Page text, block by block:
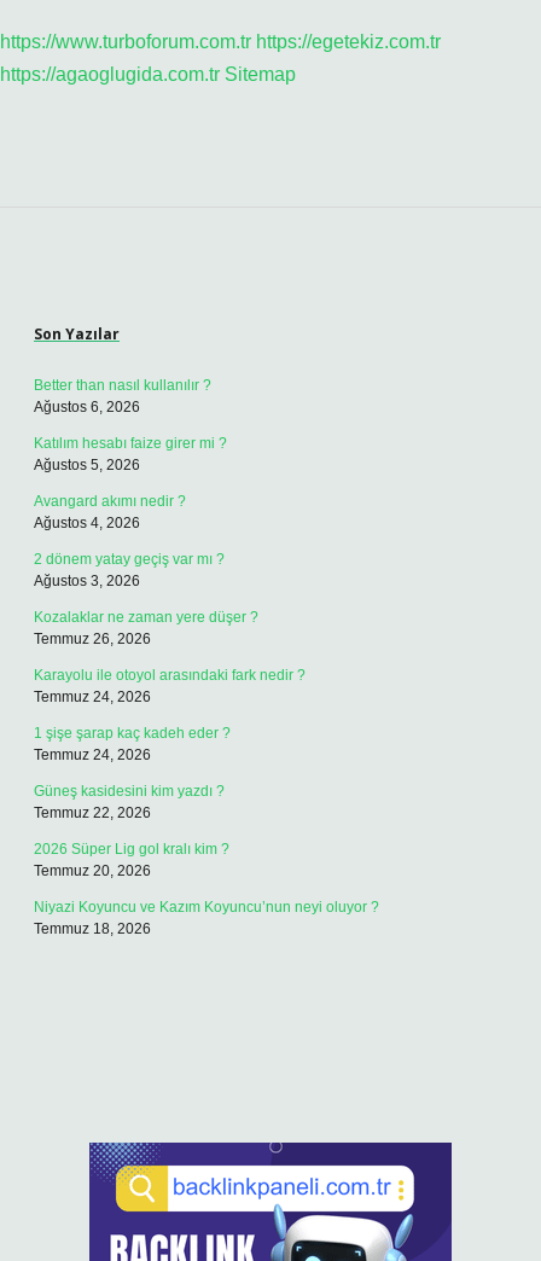
https://www.turboforum.com.tr https://egetekiz.com.tr
https://agaoglugida.com.tr Sitemap
Son Yazılar
Better than nasıl kullanılır ?
Ağustos 6, 2026
Katılım hesabı faize girer mi ?
Ağustos 5, 2026
Avangard akımı nedir ?
Ağustos 4, 2026
2 dönem yatay geçiş var mı ?
Ağustos 3, 2026
Kozalaklar ne zaman yere düşer ?
Temmuz 26, 2026
Karayolu ile otoyol arasındaki fark nedir ?
Temmuz 24, 2026
1 şişe şarap kaç kadeh eder ?
Temmuz 24, 2026
Güneş kasidesini kim yazdı ?
Temmuz 22, 2026
2026 Süper Lig gol kralı kim ?
Temmuz 20, 2026
Niyazi Koyuncu ve Kazım Koyuncu’nun neyi oluyor ?
Temmuz 18, 2026